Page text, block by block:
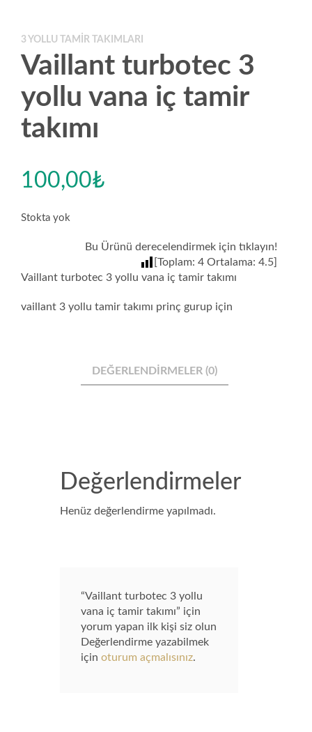
3 YOLLU TAMIR TAKIMLARI
Vaillant turbotec 3
yollu vana iç tamir
takımı
100,00₺
Stokta yok
Bu Ürünü derecelendirmek için tıklayın!
[Toplam: 4 Ortalama: 4.5
Vaillant turbotec 3 yollu vana iç tamir takımı
vaillant 3 yollu tamir takımı prinç gurup için
DEĞERLENDIRMELER (0)
Değerlendirmeler
Henüz değerlendirme yapılmadı.
“Vaillant turbotec 3 yollu
vana iç tamir takımı” için
yorum yapan ilk kişi siz olun
Değerlendirme yazabilmek
içinoturum açmalısınız.